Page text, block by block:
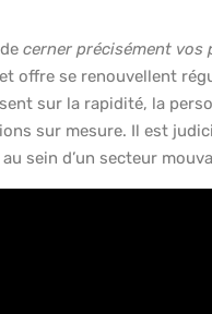
cerner précisément vos
offre se renouvellent
sur la rapidité, la
sur mesure. Il est
sein d’un secteur